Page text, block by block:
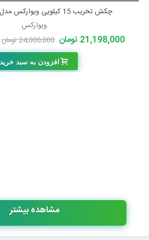
چکش تخریب 15 کیلویی ویوارکس مدل VR 2000 DH
ویوارکس
21,198,000 تومان 24,000,000 تومان
افزودن به سبد خرید
مشاهده بیشتر